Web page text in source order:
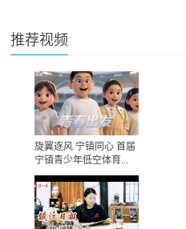
推荐视频
旋翼逐风 宁镇同心 首届
宁镇青少年低空体育...